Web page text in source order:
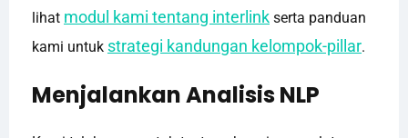
lihat modul kami tentang interlink serta panduan
kami untuk strategi kandungan kelompok-pillar.
Menjalankan Analisis NLP